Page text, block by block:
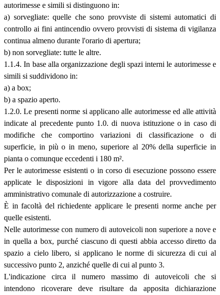
autorimesse e simili si distinguono in:
a) sorvegliate: quelle che sono provviste di sistemi automatici di
controllo ai fini antincendio ovvero provvisti di sistema di vigilanza
continua almeno durante l'orario di apertura;
b) non sorvegliate: tutte le altre.
1.1.4. In base alla organizzazione degli spazi interni le autorimesse e
simili si suddividono in:
a) a box;
b) a spazio aperto.
1.2.0. Le presenti norme si applicano alle autorimesse ed alle attività
indicate al precedente punto 1.0. di nuova istituzione o in caso di
modifiche che comportino variazioni di classificazione o di
superficie, in più o in meno, superiore al 20% della superficie in
pianta o comunque eccedenti i 180 m².
Per le autorimesse esistenti o in corso di esecuzione possono essere
applicate le disposizioni in vigore alla data del provvedimento
amministrativo comunale di autorizzazione a costruire.
È in facoltà del richiedente applicare le presenti norme anche per
quelle esistenti.
Nelle autorimesse con numero di autoveicoli non superiore a nove e
in quella a box, purché ciascuno di questi abbia accesso diretto da
spazio a cielo libero, si applicano le norme di sicurezza di cui al
successivo punto 2, anziché quelle di cui al punto 3.
L'indicazione circa il numero massimo di autoveicoli che si
intendono ricoverare deve risultare da apposita dichiarazione